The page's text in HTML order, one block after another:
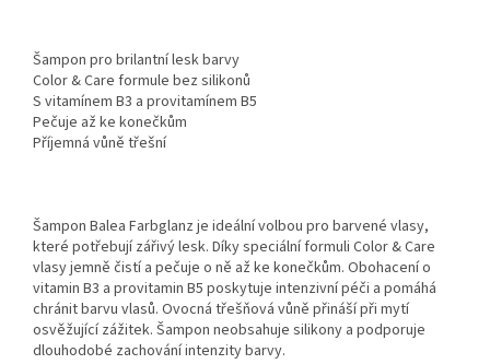
Šampon pro brilantní lesk barvy
Color & Care formule bez silikonů
S vitamínem B3 a provitamínem B5
Pečuje až ke konečkům
Příjemná vůně třešní
Šampon Balea Farbglanz je ideální volbou pro barvené vlasy,
které potřebují zářivý lesk. Díky speciální formuli Color & Care
vlasy jemně čistí a pečuje o ně až ke konečkům. Obohacení o
vitamin B3 a provitamin B5 poskytuje intenzivní péči a pomáhá
chránit barvu vlasů. Ovocná třešňová vůně přináší při mytí
osvěžující zážitek. Šampon neobsahuje silikony a podporuje
dlouhodobé zachování intenzity barvy.